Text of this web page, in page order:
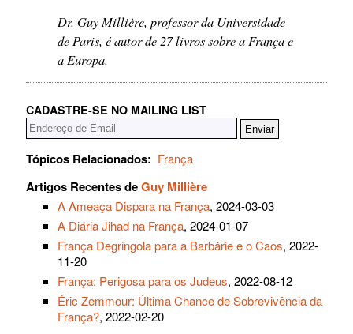
Dr. Guy Millière, professor da Universidade
de Paris, é autor de 27 livros sobre a França e
a Europa.
CADASTRE-SE NO MAILING LIST
Tópicos Relacionados: França
Artigos Recentes deGuy Millière
A Ameaça Dispara na França, 2024-03-03
A Diária Jihad na França, 2024-01-07
França Degringola para a Barbárie e o Caos, 2022-
11-20
França: Perigosa para os Judeus, 2022-08-12
Éric Zemmour: Última Chance de Sobrevivência da
França?, 2022-02-20